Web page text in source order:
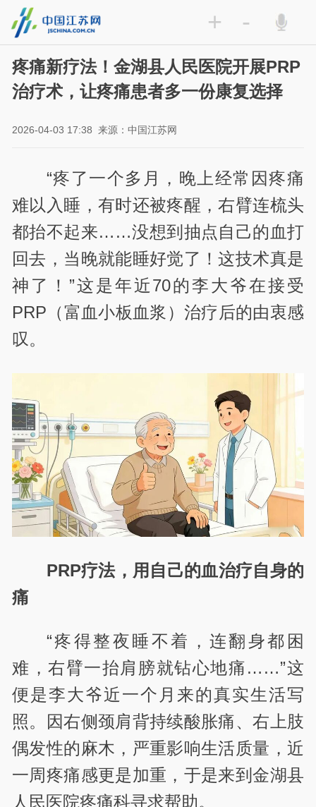
+ -
疼痛新疗法！金湖县人民医院开展PRP
治疗术，让疼痛患者多一份康复选择
2026-04-03 17:38 来源：中国江苏网
“疼了一个多月，晚上经常因疼痛
难以入睡，有时还被疼醒，右臂连梳头
都抬不起来……没想到抽点自己的血打
回去，当晚就能睡好觉了！这技术真是
神了！”这是年近70的李大爷在接受
PRP（富血小板血浆）治疗后的由衷感
叹。
PRP疗法，用自己的血治疗自身的
痛
“疼得整夜睡不着，连翻身都困
难，右臂一抬肩膀就钻心地痛……”这
便是李大爷近一个月来的真实生活写
照。因右侧颈肩背持续酸胀痛、右上肢
偶发性的麻木，严重影响生活质量，近
一周疼痛感更是加重，于是来到金湖县
人民医院疼痛科寻求帮助。